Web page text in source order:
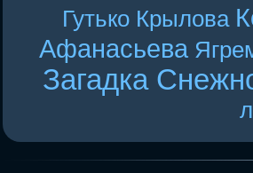
Гутько Крылова
Афанасьева
Загадка